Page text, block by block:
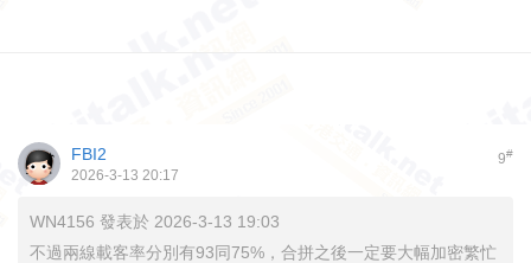
9#
FBI2
2026-3-13 20:17
WN4156 發表於 2026-3-13 19:03
不過兩線載客率分別有93同75%，合拼之後一定要大幅加密繁忙